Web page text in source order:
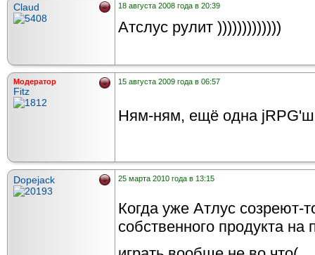
Claud 18 августа 2008 года в 20:39
Атслус рулит )))))))))))))
Модератор
Fitz
15 августа 2009 года в 06:57
Ням-ням, ещё одна
Dopejack 25 марта 2010 года в 13:15
Когда уже Атлус созреют-
собственного продукта на